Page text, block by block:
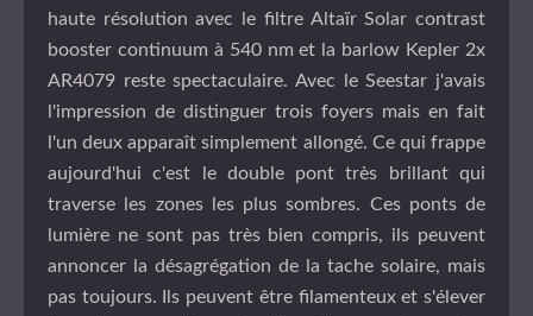
haute résolution avec le filtre Altaïr Solar contrast
booster continuum à 540 nm et la barlow Kepler 2x
AR4079 reste spectaculaire. Avec le Seestar j'avais
l'impression de distinguer trois foyers mais en fait
l'un deux apparaît simplement allongé. Ce qui frappe
aujourd'hui c'est le double pont très brillant qui
traverse les zones les plus sombres. Ces ponts de
lumière ne sont pas très bien compris, ils peuvent
annoncer la désagrégation de la tache solaire, mais
pas toujours. Ils peuvent être filamenteux et s'élever